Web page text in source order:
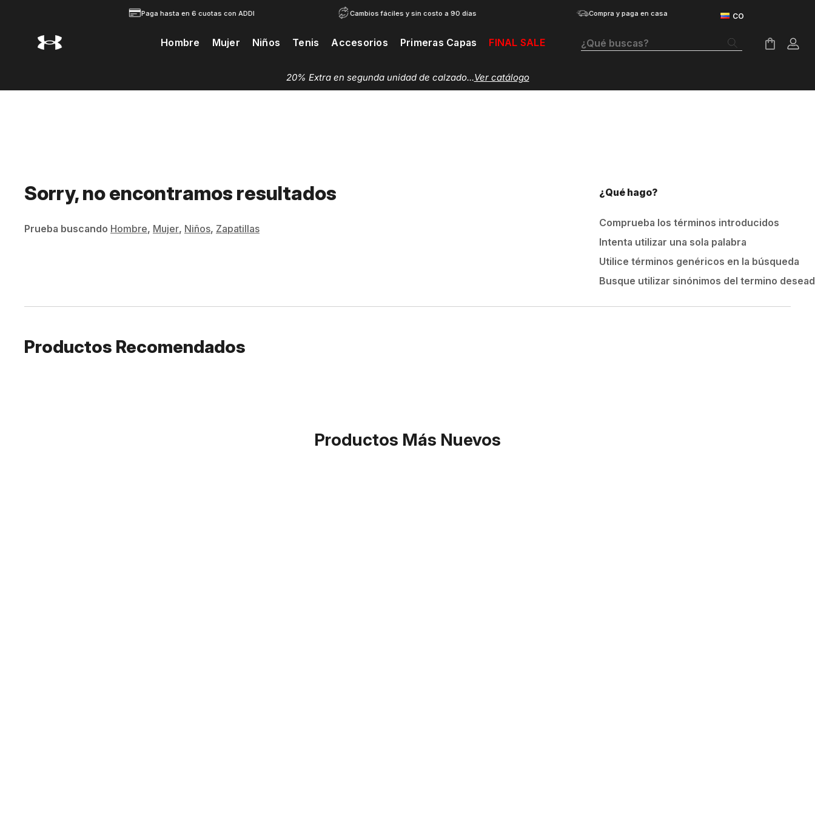
Paga hasta en 6 cuotas con ADDI Cambios fáciles y sin costo a 90 días Compra y paga en casa
Hombre Mujer Niños Tenis Accesorios Primeras Capas FINAL SALE ¿Qué buscas?
Sorry, no encontramos resultados
Prueba buscando Hombre, Mujer, Niños, Zapatillas
¿Qué hago?
Comprueba los términos introducidos
Intenta utilizar una sola palabra
Utilice términos genéricos en la búsqueda
Busque utilizar sinónimos del termino
Productos Recomendados
Productos Más Nuevos
Botas
Velociti Distance
Guayos
Velociti